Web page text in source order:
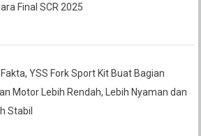
Final SCR 2025
YSS Fork Sport Kit Buat Bagian
Motor Lebih Rendah, Lebih Nyaman dan
Stabil